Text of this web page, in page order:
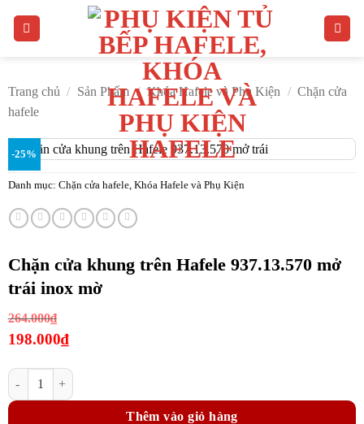
Trang chủ / Sản Phẩm / Khóa Hafele và Phụ Kiện / Chặn cửa
hafele
-25%
Danh mục: Chặn cửa hafele, Khóa Hafele và Phụ Kiện
Chặn cửa khung trên Hafele 937.13.570 mở
trái inox mờ
264.000₫
gốc
264.000₫.
198.000₫
tại
Chặn cửa khung trên Hafele 937.13.570 mở trái inox mờ số lượng
Thêm vào giỏ hàng